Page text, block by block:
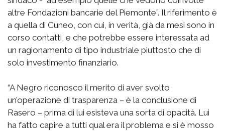
altre Fondazioni bancarie del Piemonte”. Il riferimento è
a quella di Cuneo, con cui, in verità, già da mesi sono in
corso contatti, e che potrebbe essere interessata ad
un ragionamento di tipo industriale piuttosto che di
solo investimento finanziario.
“A Negro riconosco il merito di aver svolto
un’operazione di trasparenza – è la conclusione di
Rasero – prima di lui esisteva una sorta di opacità. Lui
ha fatto capire a tutti qual era il problema e si è mosso